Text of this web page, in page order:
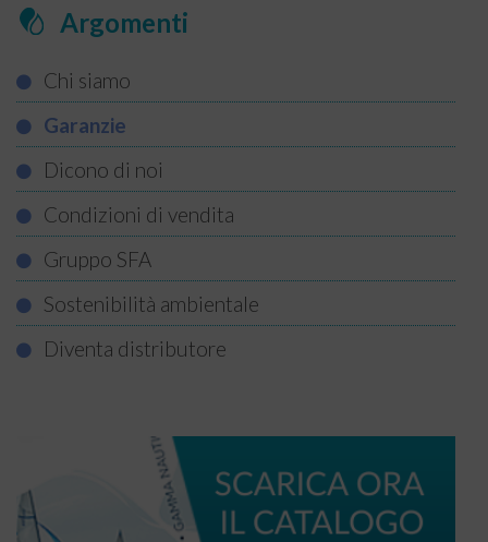
Argomenti
Chi siamo
Garanzie
Dicono di noi
Condizioni di vendita
Gruppo SFA
Sostenibilità ambientale
Diventa distributore